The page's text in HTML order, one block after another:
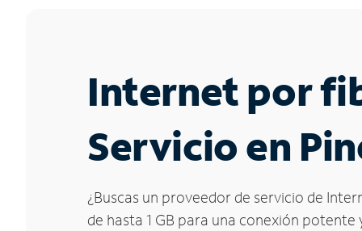
Internet por
Servicio en
¿Buscas un proveedor de servicio de
de hasta 1 GB para una conexión